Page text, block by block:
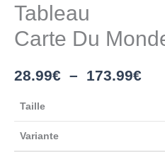
Tableau
Carte Du
28.99€ – 173.99€
Taille
Variante